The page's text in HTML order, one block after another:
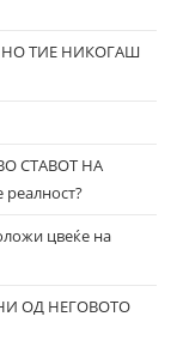
ТИЕ НИКОГАШ
СТАВОТ НА
цвеќе на
ОД НЕГОВОТО